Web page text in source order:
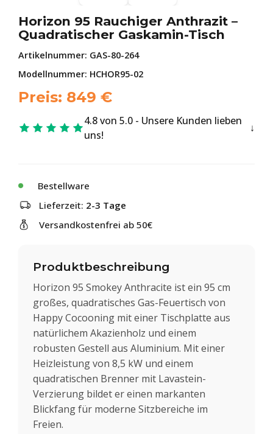
Horizon 95 Rauchiger Anthrazit –
Quadratischer Gaskamin-Tisch
Artikelnummer: GAS-80-264
Modellnummer: HCHOR95-02
Preis: 849 €
4.8 von 5.0 - Unsere Kunden lieben
uns!
Bestellware
Lieferzeit: 2-3 Tage
Versandkostenfrei ab 50€
Produktbeschreibung
Horizon 95 Smokey Anthracite ist ein 95 cm
großes, quadratisches Gas-Feuertisch von
Happy Cocooning mit einer Tischplatte aus
natürlichem Akazienholz und einem
robusten Gestell aus Aluminium. Mit einer
Heizleistung von 8,5 kW und einem
quadratischen Brenner mit Lavastein-
Verzierung bildet er einen markanten
Blickfang für moderne Sitzbereiche im
Freien.